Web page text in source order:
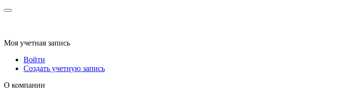
Моя учетная запись
Войти
Создать учетную запись
О компании